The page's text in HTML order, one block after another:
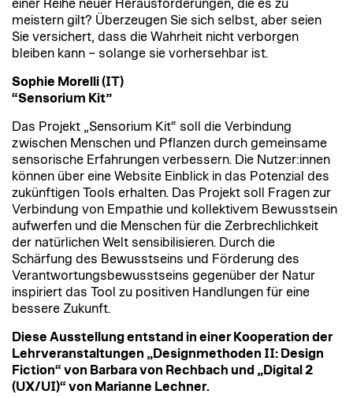
einer Reihe neuer Herausforderungen, die es zu
meistern gilt? Überzeugen Sie sich selbst, aber seien
Sie versichert, dass die Wahrheit nicht verborgen
bleiben kann – solange sie vorhersehbar ist.
Sophie Morelli (IT)
“Sensorium Kit”
Das Projekt „Sensorium Kit“ soll die Verbindung
zwischen Menschen und Pflanzen durch gemeinsame
sensorische Erfahrungen verbessern. Die Nutzer:innen
können über eine Website Einblick in das Potenzial des
zukünftigen Tools erhalten. Das Projekt soll Fragen zur
Verbindung von Empathie und kollektivem Bewusstsein
aufwerfen und die Menschen für die Zerbrechlichkeit
der natürlichen Welt sensibilisieren. Durch die
Schärfung des Bewusstseins und Förderung des
Verantwortungsbewusstseins gegenüber der Natur
inspiriert das Tool zu positiven Handlungen für eine
bessere Zukunft.
Diese Ausstellung entstand in einer Kooperation der
Lehrveranstaltungen „Designmethoden II: Design
Fiction“ von Barbara von Rechbach und „Digital 2
(UX/UI)“ von Marianne Lechner.